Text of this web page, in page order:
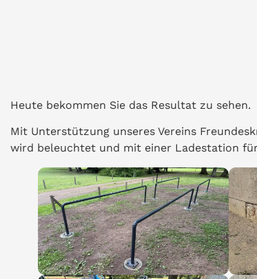
Heute bekommen Sie das Resultat zu sehen.
Mit Unterstützung unseres Vereins
wird beleuchtet und mit einer Ladestation